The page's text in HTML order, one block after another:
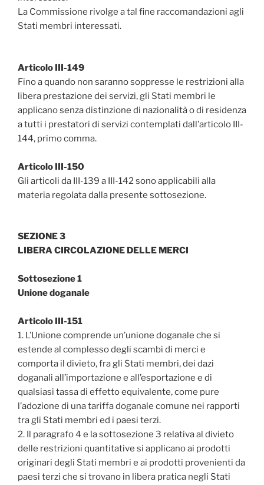
La Commissione rivolge a tal fine raccomandazioni agli
Stati membri interessati.
Articolo III-149
Fino a quando non saranno soppresse le restrizioni alla
libera prestazione dei servizi‚ gli Stati membri le
applicano senza distinzione di nazionalità o di residenza
a tutti i prestatori di servizi contemplati dall’articolo III-
144‚ primo comma.
Articolo III-150
Gli articoli da III-139 a III-142 sono applicabili alla
materia regolata dalla presente sottosezione.
SEZIONE 3
LIBERA CIRCOLAZIONE DELLE MERCI
Sottosezione 1
Unione doganale
Articolo III-151
1. L’Unione comprende un’unione doganale che si
estende al complesso degli scambi di merci e
comporta il divieto‚ fra gli Stati membri‚ dei dazi
doganali all’importazione e all’esportazione e di
qualsiasi tassa di effetto equivalente‚ come pure
l’adozione di una tariffa doganale comune nei rapporti
tra gli Stati membri ed i paesi terzi.
2. Il paragrafo 4 e la sottosezione 3 relativa al divieto
delle restrizioni quantitative si applicano ai prodotti
originari degli Stati membri e ai prodotti provenienti da
paesi terzi che si trovano in libera pratica negli Stati